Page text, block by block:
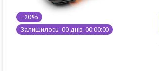
–20%
Залишилось 00 днів 00 00 00